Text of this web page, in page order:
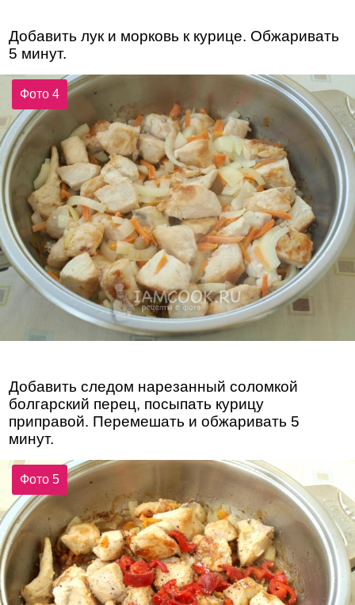
Добавить лук и морковь к курице. Обжаривать
5 минут.
Фото 4
Добавить следом нарезанный соломкой
болгарский перец, посыпать курицу
приправой. Перемешать и обжаривать 5
минут.
Фото 5